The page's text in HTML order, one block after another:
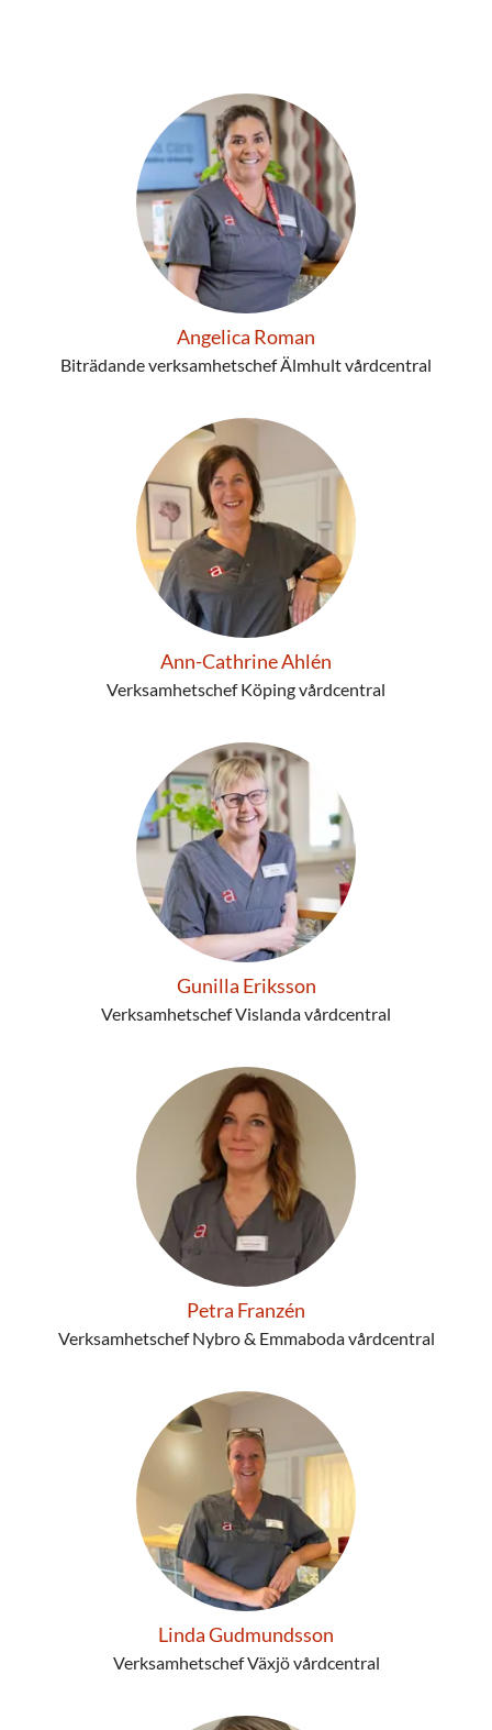
Angelica Roman
Biträdande verksamhetschef Älmhult vårdcentral
Ann-Cathrine Ahlén
Verksamhetschef Köping vårdcentral
Gunilla Eriksson
Verksamhetschef Vislanda vårdcentral
Petra Franzén
Verksamhetschef Nybro & Emmaboda vårdcentral
Linda Gudmundsson
Verksamhetschef Växjö vårdcentral